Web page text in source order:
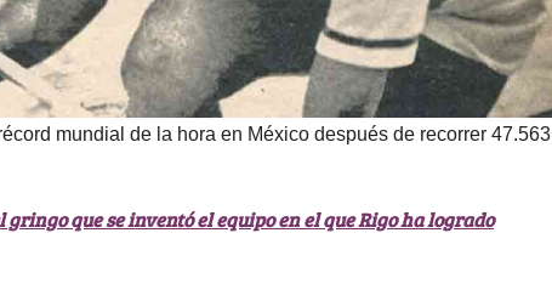
mundial de la hora en México después de recorrer 47.563
que se inventó el equipo en el que Rigo ha logrado